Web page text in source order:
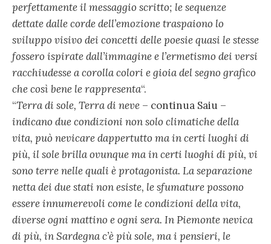
perfettamente il messaggio scritto; le sequenze
dettate dalle corde dell’emozione traspaiono lo
sviluppo visivo dei concetti delle poesie quasi le stesse
fossero ispirate dall’immagine e l’ermetismo dei versi
racchiudesse a corolla colori e gioia del segno grafico
che così bene le rappresenta“.
“Terra di sole, Terra di neve – continua Saiu –
indicano due condizioni non solo climatiche della
vita, può nevicare dappertutto ma in certi luoghi di
più, il sole brilla ovunque ma in certi luoghi di più, vi
sono terre nelle quali è protagonista. La separazione
netta dei due stati non esiste, le sfumature possono
essere innumerevoli come le condizioni della vita,
diverse ogni mattino e ogni sera. In Piemonte nevica
di più, in Sardegna c’è più sole, ma i pensieri, le